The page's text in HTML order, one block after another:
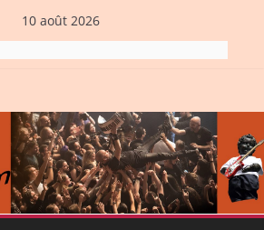
10 août 2026